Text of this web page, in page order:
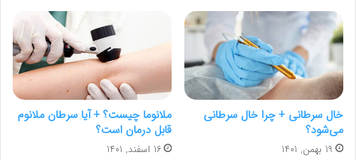
خال سرطانی + چرا خال سرطانی
می‌شود؟
19 بهمن, 1401
ملانوما چیست؟ + آیا سرطان ملانوم
قابل درمان است؟
16 اسفند, 1401